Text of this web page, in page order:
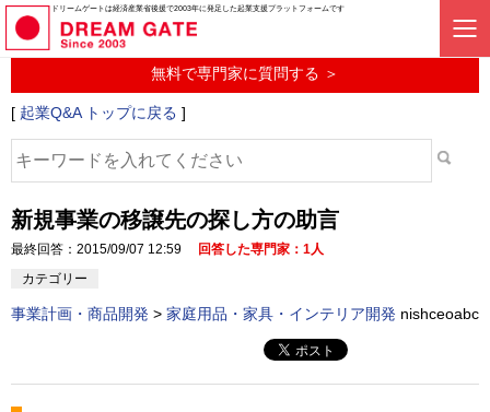
ドリームゲートは経済産業省後援で2003年に発足した起業支援プラットフォームです
起業に関するみんなの質問投稿サービス
起業Q&A
無料で専門家に質問する ＞
[ 起業Q&A トップに戻る ]
新規事業の移譲先の探し方の助言
最終回答：2015/09/07 12:59
回答した専門家：1人
カテゴリー
事業計画・商品開発 > 家庭用品・家具・インテリア開発 nishceoabc